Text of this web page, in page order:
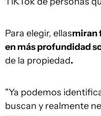
Para elegir, ellasmiran
en más profundidad
de la propiedad.
"Ya podemos
buscan y realmente